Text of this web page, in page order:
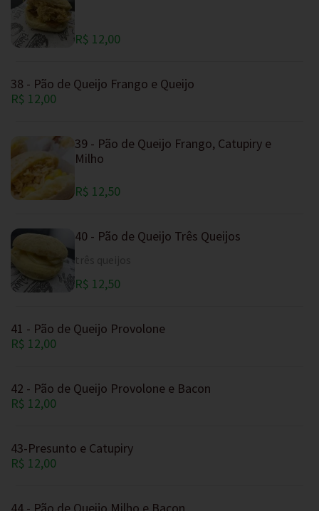
R$ 12,00
38 - Pão de Queijo Frango e Queijo
R$ 12,00
39 - Pão de Queijo Frango, Catupiry e
Milho
R$ 12,50
40 - Pão de Queijo Três Queijos
R$ 12,50
41 - Pão de Queijo Provolone
R$ 12,00
42 - Pão de Queijo Provolone e Bacon
R$ 12,00
43-Presunto e Catupiry
R$ 12,00